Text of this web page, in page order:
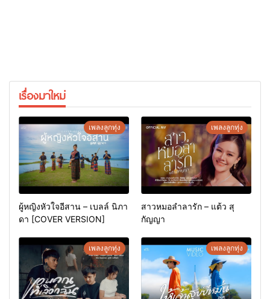
เรื่องมาใหม่
เพลงลูกทุ่ง
ผู้หญิงหัวใจอีสาน – เบลล์ นิภา
ดา [COVER VERSION]
เพลงลูกทุ่ง
สาวหมอลำลารัก – แต้ว สุ
กัญญา
เพลงลูกทุ่ง เพลงลูกทุ่ง